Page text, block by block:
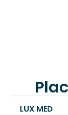
LUX MED